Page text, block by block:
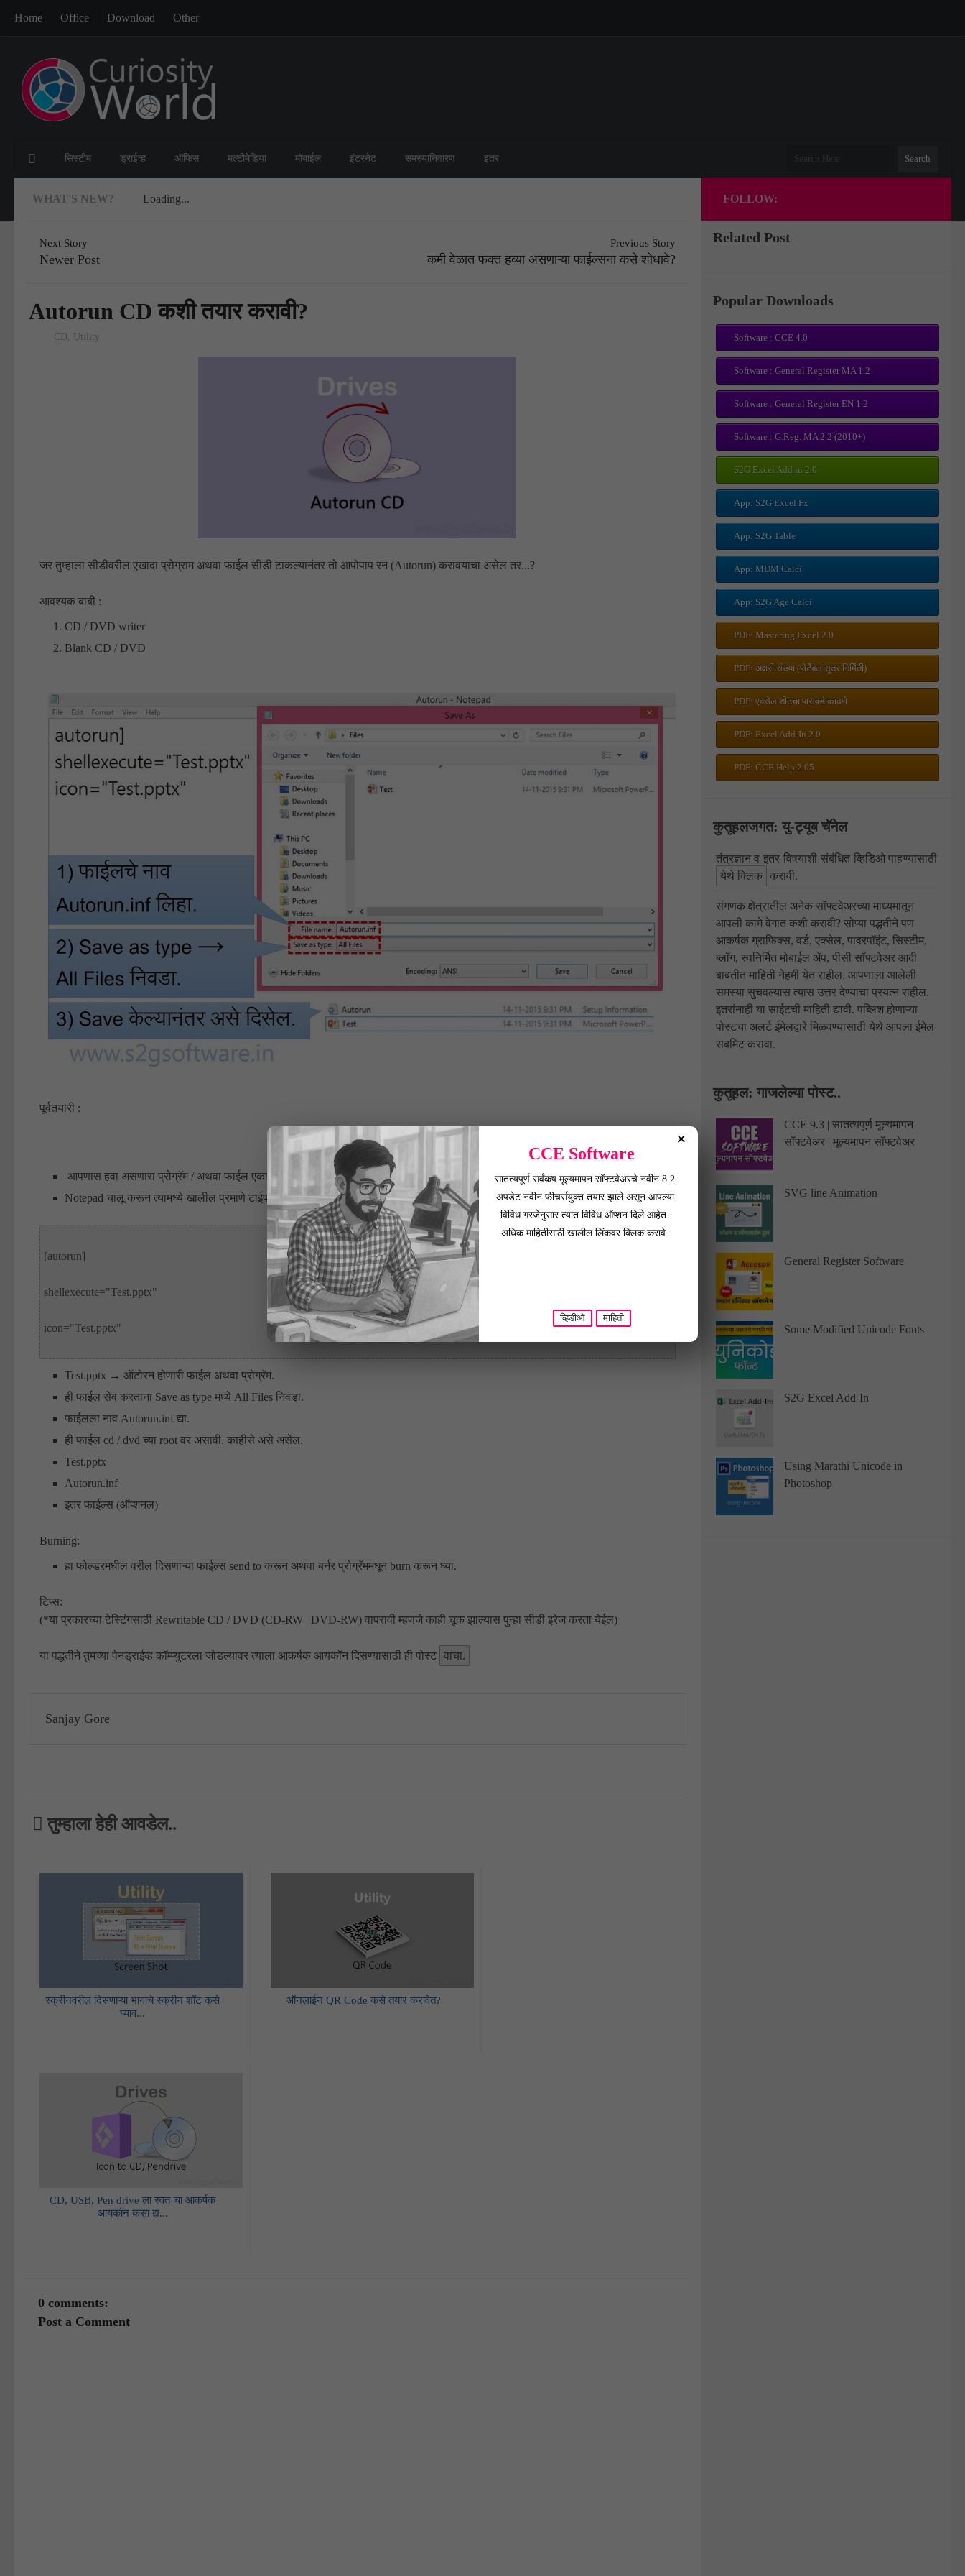
Home Office Download Other
सिस्टीम ड्राईव्ह ऑफिस मल्टीमेडिया मोबाईल इंटरनेट समस्यानिवारण इतर
WHAT'S NEW? Loading...
Next Story
Newer Post
Previous Story
कमी वेळात फक्त हव्या असणाऱ्या फाईल्सना कसे शोधावे?
Autorun CD कशी तयार करावी?
CD Utility
जर तुम्हाला सीडीवरील एखादा प्रोग्राम अथवा फाईल सीडी टाकल्यानंतर तो आपोपाप रन (Autorun) करावयाचा असेल तर...?
आवश्यक बाबी :
CD / DVD writer
Blank CD / DVD
पूर्वतयारी :
आपणास हवा असणारा प्रोग्रॅम / अथवा फाईल एका वेगळ्या फोल्डरमध्ये कॉपी करून घ्या.
Notepad चालू करून त्यामध्ये खालील प्रमाणे टाईप करा. अथवा कॉपी करा.
[autorun]
shellexecute="Test.pptx"
icon="Test.pptx"
Test.pptx → ऑटोरन होणारी फाईल अथवा प्रोग्रॅम.
ही फाईल सेव करताना Save as type मध्ये All Files निवडा.
फाईलला नाव Autorun.inf द्या.
ही फाईल cd / dvd च्या root वर असावी. काहीसे असे असेल.
Test.pptx
Autorun.inf
इतर फाईल्स (ऑप्शनल)
Burning:
हा फोल्डरमधील वरील दिसणाऱ्या फाईल्स send to करून अथवा बर्नर प्रोग्रॅममधून burn करून घ्या.
टिप्स:
(*या प्रकारच्या टेस्टिंगसाठी Rewritable CD / DVD (CD-RW | DVD-RW) वापरावी म्हणजे काही चूक झाल्यास पुन्हा सीडी इरेज करता येईल)
या पद्धतीने तुमच्या पेनड्राईव्ह कॉम्प्युटरला जोडल्यावर त्याला आकर्षक आयकॉन दिसण्यासाठी ही पोस्ट वाचा.
Sanjay Gore
तुम्हाला हेही आवडेल..
स्क्रीनवरील दिसणाऱ्या भागाचे स्क्रीन शॉट कसे
घ्याव...
ऑनलाईन QR Code कसे तयार करावेत?
CD, USB, Pen drive ला स्वतःचा आकर्षक
आयकॉन कसा द्य...
0 comments:
Post a Comment
FOLLOW:
Related Post
Popular Downloads
Software : CCE 4.0
Software : General Register MA 1.2
Software : General Register EN 1.2
Software : G.Reg. MA 2.2 (2010+)
S2G Excel Add in 2.0
App: S2G Excel Fx
App: S2G Table
App: MDM Calci
App: S2G Age Calci
PDF: Mastering Excel 2.0
PDF: अक्षरी संख्या (पोर्टेबल सूत्र निर्मिती)
PDF: एक्सेल शीटचा पासवर्ड काढणे
PDF: Excel Add-In 2.0
PDF: CCE Help 2.05
कुतूहलजगत: यु-ट्यूब चॅनेल
तंत्रज्ञान व इतर विषयाशी संबंधित व्हिडिओ पाहण्यासाठी
येथे क्लिक
करावी.
संगणक क्षेत्रातील अनेक सॉफ्टवेअरच्या माध्यमातून
आपली कामे वेगात कशी करावी? सोप्या पद्धतीने पण
आकर्षक ग्राफिक्स, वर्ड, एक्सेल, पावरपॉइंट, सिस्टीम,
ब्लॉग, स्वनिर्मित मोबाईल ॲप, पीसी सॉफ्टवेअर आदी
बाबतीत माहिती नेहमी येत राहील. आपणाला आलेली
समस्या सुचवल्यास त्यास उत्तर देण्याचा प्रयत्न राहील.
इतरांनाही या साईटची माहिती द्यावी. पब्लिश होणाऱ्या
पोस्टचा अलर्ट ईमेलद्वारे मिळवण्यासाठी येथे आपला ईमेल
सबमिट करावा.
कुतूहल: गाजलेल्या पोस्ट..
CCE 9.3 | सातत्यपूर्ण मूल्यमापन
सॉफ्टवेअर | मूल्यमापन सॉफ्टवेअर
SVG line Animation
General Register Software
Some Modified Unicode Fonts
S2G Excel Add-In
Using Marathi Unicode in
Photoshop
×
CCE Software
सातत्यपूर्ण सर्वंकष मूल्यमापन सॉफ्टवेअरचे नवीन 8.2
अपडेट नवीन फीचर्सयुक्त तयार झाले असून आपल्या
विविध गरजेनुसार त्यात विविध ऑप्शन दिले आहेत.
अधिक माहितीसाठी खालील लिंकवर क्लिक करावे.
व्हिडीओ माहिती